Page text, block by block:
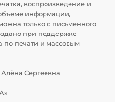
воспроизведение и
информации,
только с письменного
при поддержке
по печати и массовым
Сергеевна